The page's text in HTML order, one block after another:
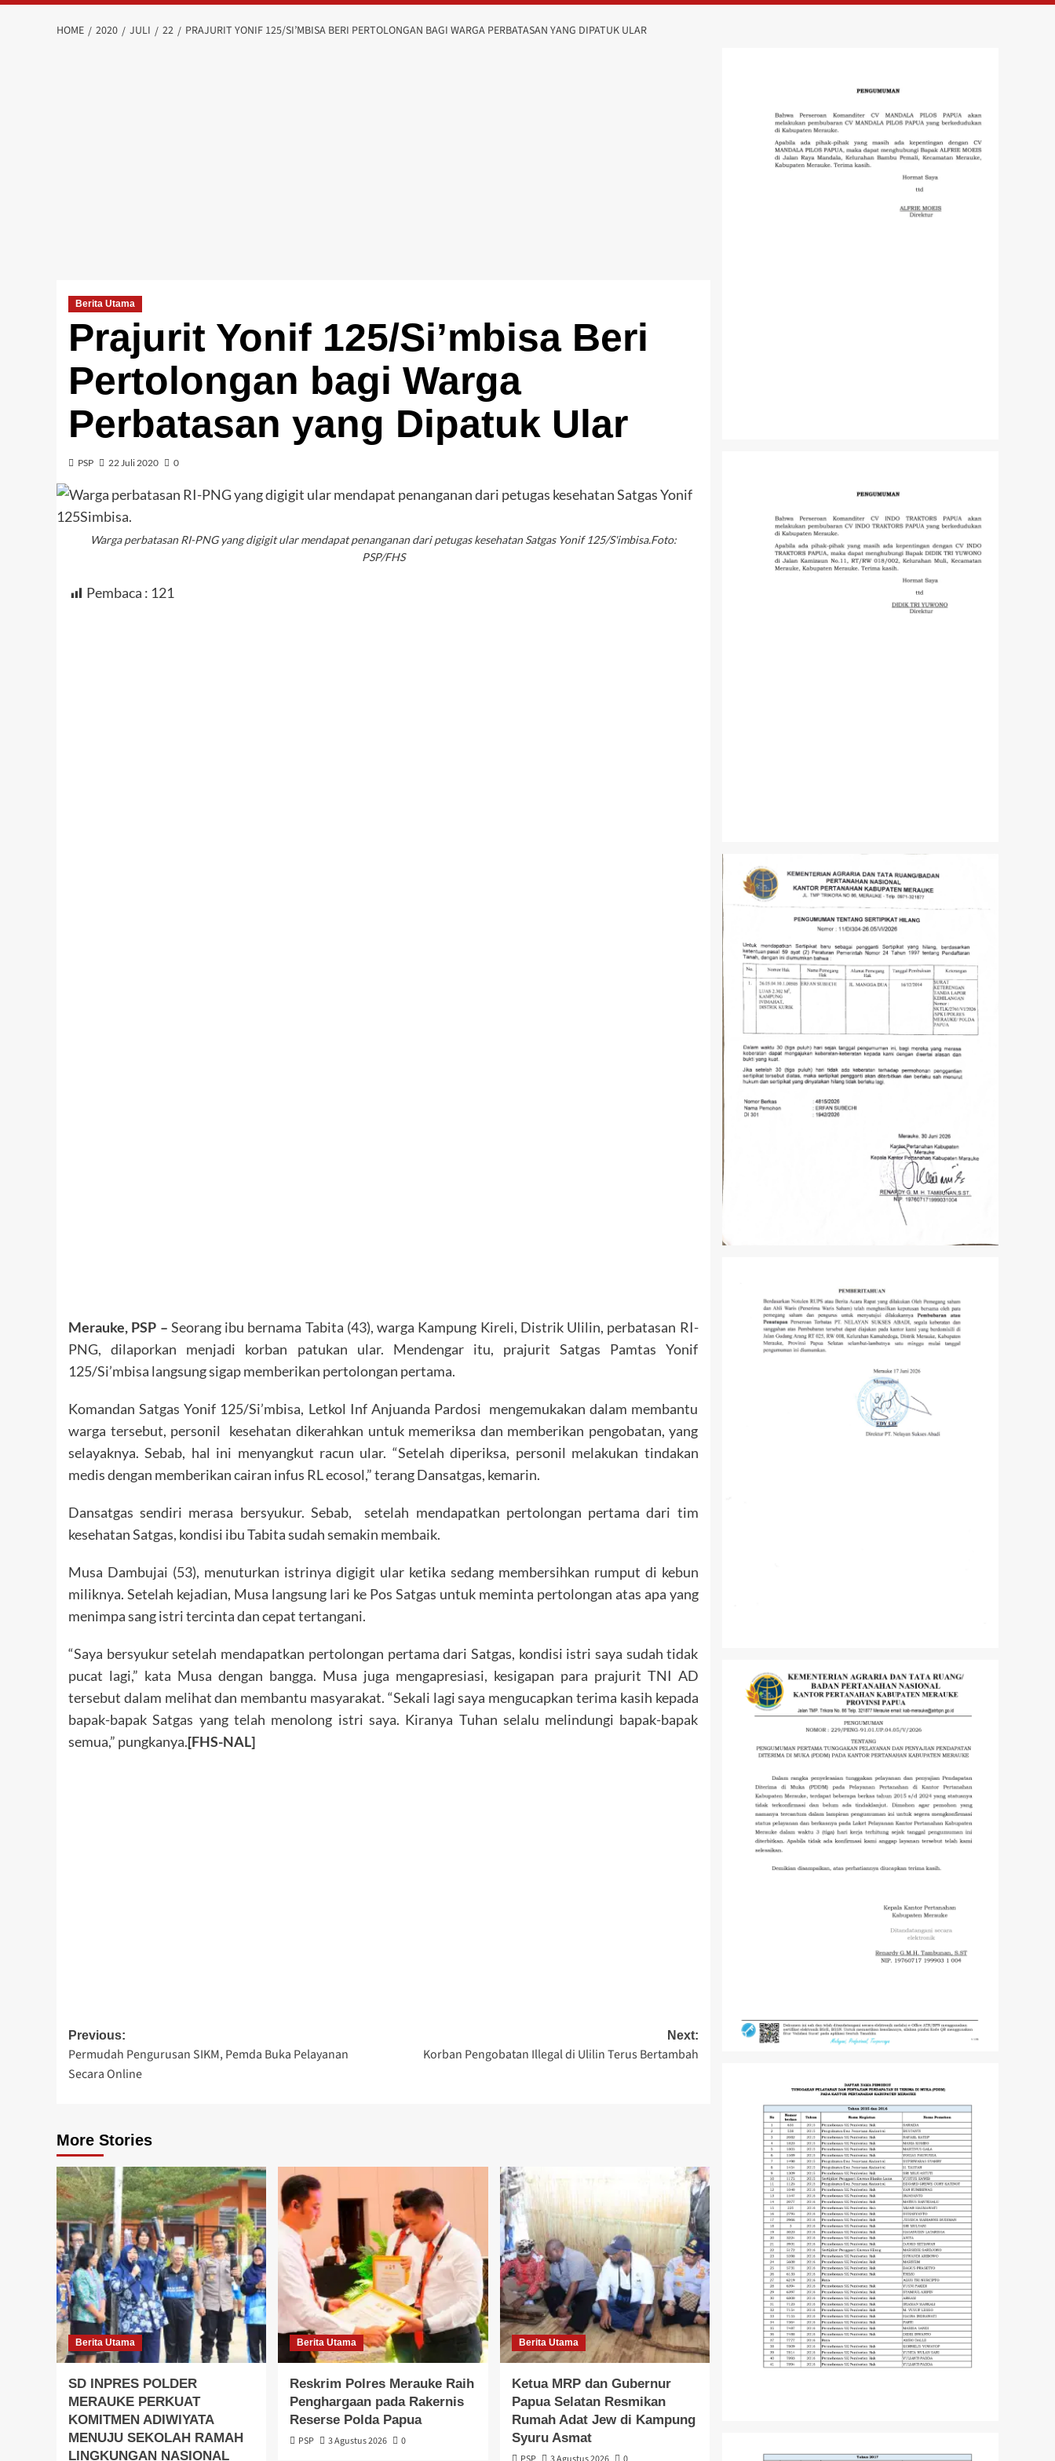
HOME 2020 JULI 22 PRAJURIT YONIF 125/SI’MBISA BERI PERTOLONGAN BAGI WARGA PERBATASAN YANG DIPATUK ULAR
Berita Utama
Prajurit Yonif 125/Si’mbisa Beri
Pertolongan bagi Warga
Perbatasan yang Dipatuk Ular
PSP 22 Juli 2020 0
Warga perbatasan RI-PNG yang digigit ular mendapat penanganan dari petugas kesehatan Satgas Yonif 125/S'imbisa.Foto:
PSP/FHS
Pembaca : 121
Merauke, PSP – Seorang ibu bernama Tabita (43), warga Kampung Kireli, Distrik Ulilin, perbatasan RI-
PNG, dilaporkan menjadi korban patukan ular. Mendengar itu, prajurit Satgas Pamtas Yonif
125/Si’mbisa langsung sigap memberikan pertolongan pertama.
Komandan Satgas Yonif 125/Si’mbisa, Letkol Inf Anjuanda Pardosi mengemukakan dalam membantu
warga tersebut, personil kesehatan dikerahkan untuk memeriksa dan memberikan pengobatan, yang
selayaknya. Sebab, hal ini menyangkut racun ular. “Setelah diperiksa, personil melakukan tindakan
medis dengan memberikan cairan infus RL ecosol,” terang Dansatgas, kemarin.
Dansatgas sendiri merasa bersyukur. Sebab, setelah mendapatkan pertolongan pertama dari tim
kesehatan Satgas, kondisi ibu Tabita sudah semakin membaik.
Musa Dambujai (53), menuturkan istrinya digigit ular ketika sedang membersihkan rumput di kebun
miliknya. Setelah kejadian, Musa langsung lari ke Pos Satgas untuk meminta pertolongan atas apa yang
menimpa sang istri tercinta dan cepat tertangani.
“Saya bersyukur setelah mendapatkan pertolongan pertama dari Satgas, kondisi istri saya sudah tidak
pucat lagi,” kata Musa dengan bangga. Musa juga mengapresiasi, kesigapan para prajurit TNI AD
tersebut dalam melihat dan membantu masyarakat. “Sekali lagi saya mengucapkan terima kasih kepada
bapak-bapak Satgas yang telah menolong istri saya. Kiranya Tuhan selalu melindungi bapak-bapak
semua,” pungkanya.[FHS-NAL]
Post
navigation
Previous:
Permudah Pengurusan SIKM, Pemda Buka Pelayanan
Secara Online
Next:
Korban Pengobatan Illegal di Ulilin Terus Bertambah
More Stories
Berita Utama
SD INPRES POLDER
MERAUKE PERKUAT
KOMITMEN ADIWIYATA
MENUJU SEKOLAH RAMAH
LINGKUNGAN NASIONAL
Berita Utama
Reskrim Polres Merauke Raih
Penghargaan pada Rakernis
Reserse Polda Papua
PSP 3 Agustus 2026 0
Berita Utama
Ketua MRP dan Gubernur
Papua Selatan Resmikan
Rumah Adat Jew di Kampung
Syuru Asmat